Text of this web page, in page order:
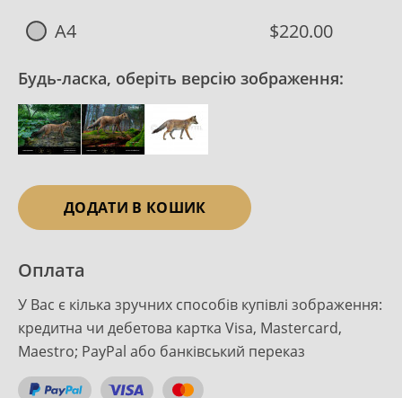
A4
$220.00
Будь-ласка, оберіть версію зображення:
ДОДАТИ В КОШИК
Оплата
У Вас є кілька зручних способів купівлі зображення:
кредитна чи дебетова картка Visa, Mastercard,
Maestro; PayPal або банківський переказ